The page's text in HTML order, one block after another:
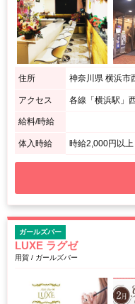
住所 神奈川県 横浜市
アクセス 各線「横浜駅」
給料/時給
体入時給 時給2,000円以上
ガールズバー
LUXE ラグゼ
用賀 / ガールズバー